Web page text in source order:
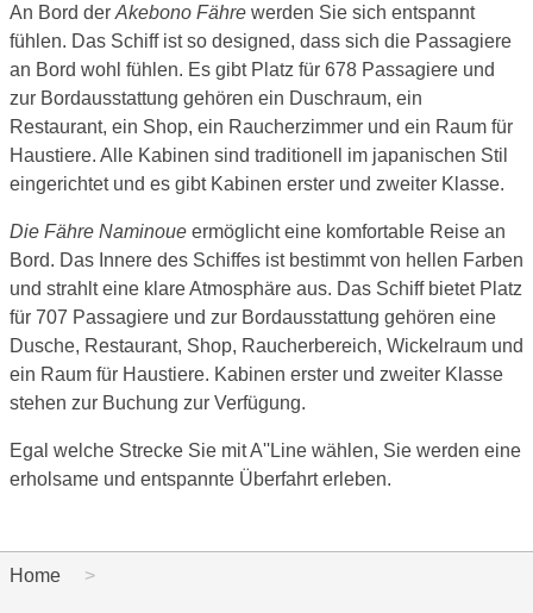
An Bord der Akebono Fähre werden Sie sich entspannt
fühlen. Das Schiff ist so designed, dass sich die Passagiere
an Bord wohl fühlen. Es gibt Platz für 678 Passagiere und
zur Bordausstattung gehören ein Duschraum, ein
Restaurant, ein Shop, ein Raucherzimmer und ein Raum für
Haustiere. Alle Kabinen sind traditionell im japanischen Stil
eingerichtet und es gibt Kabinen erster und zweiter Klasse.
Die Fähre Naminoue ermöglicht eine komfortable Reise an
Bord. Das Innere des Schiffes ist bestimmt von hellen Farben
und strahlt eine klare Atmosphäre aus. Das Schiff bietet Platz
für 707 Passagiere und zur Bordausstattung gehören eine
Dusche, Restaurant, Shop, Raucherbereich, Wickelraum und
ein Raum für Haustiere. Kabinen erster und zweiter Klasse
stehen zur Buchung zur Verfügung.
Egal welche Strecke Sie mit A''Line wählen, Sie werden eine
erholsame und entspannte Überfahrt erleben.
Home